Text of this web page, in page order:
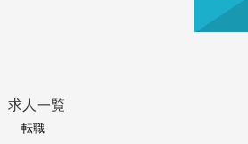
求人一覧
転職